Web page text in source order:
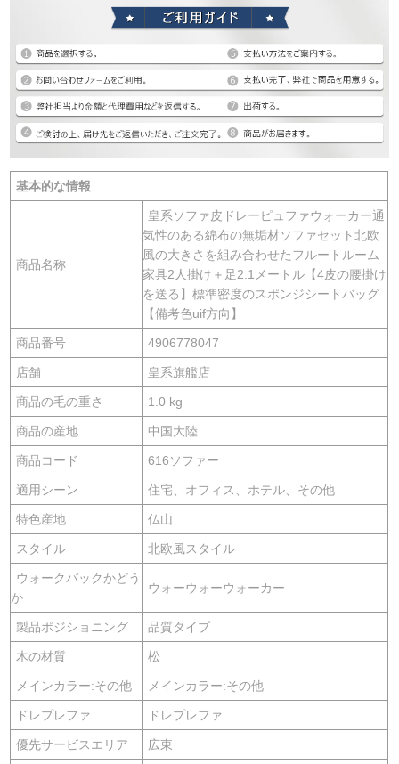
基本的な情報
商品名称
皇系ソファ皮ドレーピュファウォーカー通
気性のある綿布の無垢材ソファセット北欧
風の大きさを組み合わせたフルートルーム
家具2人掛け＋足2.1メートル【4皮の腰掛け
を送る】標準密度のスポンジシートバッグ
【備考色uif方向】
商品番号 4906778047
店舗 皇系旗艦店
商品の毛の重さ 1.0 kg
商品の産地 中国大陸
商品コード 616ソファー
適用シーン 住宅、オフィス、ホテル、その他
特色産地 仏山
スタイル 北欧風スタイル
ウォークバックかどう
か
ウォーウォーウォーカー
製品ポジショニング 品質タイプ
木の材質 松
メインカラー:その他 メインカラー:その他
ドレプレファ ドレプレファ
優先サービスエリア 広東